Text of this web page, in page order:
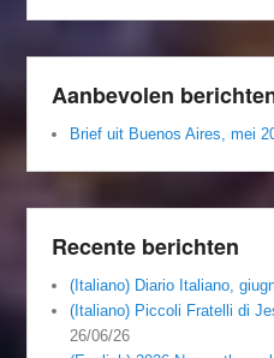
Aanbevolen
Brief uit Buenos Aires, mei
Recente berichten
(Italiano) Diario Italiano,
(Italiano) Piccoli Fratelli di
26/06/26